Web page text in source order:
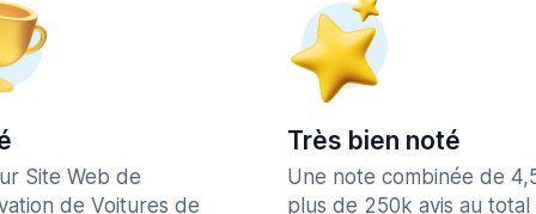
Site Web de
de Voitures de
Très bien noté
Une note combinée de
plus de 250k avis au total